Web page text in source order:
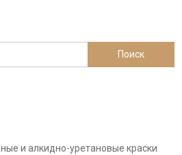
и алкидно-уретановые краски